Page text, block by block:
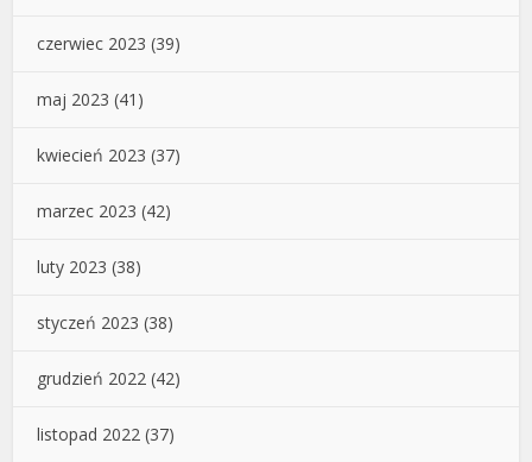
czerwiec 2023 (39)
maj 2023 (41)
kwiecień 2023 (37)
marzec 2023 (42)
luty 2023 (38)
styczeń 2023 (38)
grudzień 2022 (42)
listopad 2022 (37)